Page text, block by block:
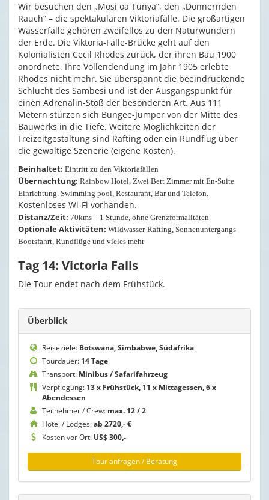
Wir besuchen den „Mosi oa Tunya“, den „Donnernden
Rauch“ – die spektakulären Viktoriafälle. Die großartigen
Wasserfälle gehören zweifellos zu den Naturwundern
der Erde. Die Viktoria-Fälle-Brücke geht auf den
Kolonialisten Cecil Rhodes zurück, der ihren Bau 1900
anordnete. Ihre Vollendendung im Jahr 1905 erlebte
Rhodes nicht mehr. Sie überspannt die beeindruckende
Schlucht des Sambesi und ist der Ausgangspunkt für
einen Adrenalin-Stoß der besonderen Art. Aus 111
Metern stürzen sich Bungee-Jumper von der Mitte des
Bauwerks in die Tiefe. Weitere Möglichkeiten der
Freizeitgestaltung sind Rafting oder ein Rundflug über
die gewaltige Szenerie (eigene Kosten).
Beinhaltet: Eintritt zu den Viktoriafällen
Übernachtung: Rainbow Hotel, Zwei Bett Zimmer mit En-Suite
Einrichtung. Swimming pool, Restaurant, Bar und Telefon.
Kostenloses Wi-Fi vorhanden.
Distanz/Zeit: 70kms – 1 Stunde, ohne Grenzformalitäten
Optionale Aktivitäten: Wildwasser-Rafting, Sonnenuntergangs
Bootsfahrt, Rundflüge und vieles mehr
Tag 14: Victoria Falls
Die Tour endet nach dem Frühstück.
Überblick
Reiseziele: Botswana, Simbabwe, Südafrika
Tourdauer: 14 Tage
Transport: Minibus / Safarifahrzeug
Verpflegung: 13 x Frühstück, 11 x Mittagessen, 6 x
Abendessen
Teilnehmer / Crew: max. 12 / 2
Hotel / Lodges:ab 2720,- €
Kosten vor Ort: US$ 300,-
Tour anfragen / Beratung